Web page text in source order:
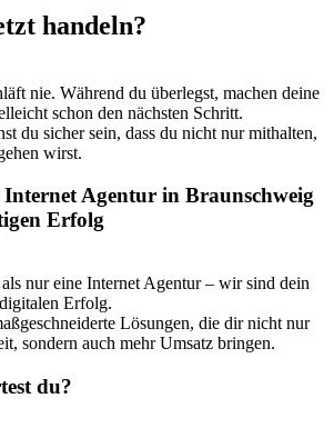
handeln?
nie. Während du überlegst, machen deine
schon den nächsten Schritt.
du sicher sein, dass du nicht nur mithalten,
wirst.
Internet Agentur in Braunschweig
Erfolg
als nur eine Internet Agentur – wir sind dein
Erfolg.
Lösungen, die dir nicht nur
sondern auch mehr Umsatz bringen.
du?